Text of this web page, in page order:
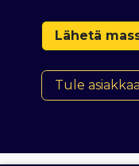
Lähetä
Tule